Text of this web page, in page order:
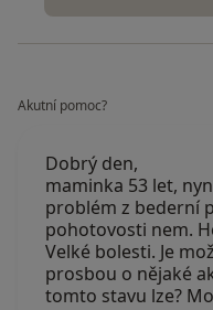
Akutní pomoc?
Dobrý den,
maminka 53 let,
problém z bederní
pohotovosti nem.
Velké bolesti. Je
prosbou o nějaké
tomto stavu lze?